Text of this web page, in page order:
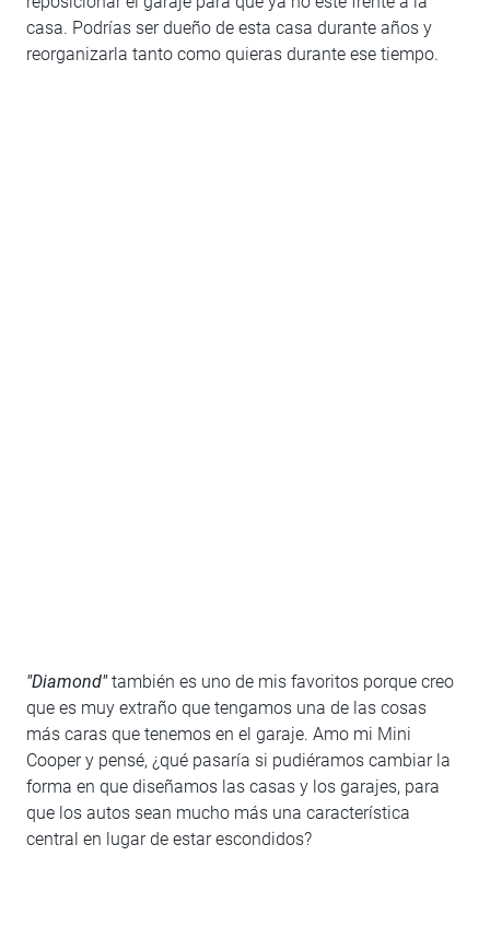
casa. Podrías ser dueño de esta casa durante años y
reorganizarla tanto como quieras durante ese tiempo.
"Diamond"también es uno de mis favoritos porque creo
que es muy extraño que tengamos una de las cosas
más caras que tenemos en el garaje. Amo mi Mini
Cooper y pensé, ¿qué pasaría si pudiéramos cambiar la
forma en que diseñamos las casas y los garajes, para
que los autos sean mucho más una característica
central en lugar de estar escondidos?